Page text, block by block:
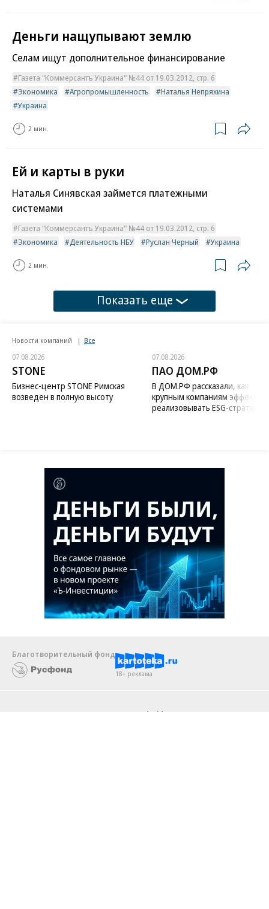
Деньги нащупывают землю
Cелам ищут дополнительное финансирование
Газета "Коммерсантъ Украина" №44 от 19.03.2012, стр. 6
Экономика
Агропромышленность
Наталья Непряхина
Украина
2 мин.
Ей и карты в руки
Наталья Синявская займется платежными
системами
Газета "Коммерсантъ Украина" №44 от 19.03.2012, стр. 6
Экономика
Деятельность НБУ Руслан Черный Украина
2 мин.
Показать еще
Новости компаний Все
07.08.2026
STONE
Бизнес-центр STONE Римская
возведен в полную высоту
07.08.2026
ПАО ДОМ.РФ
В ДОМ.РФ рассказали, как
крупным компаниям
реализовывать ESG-стратегию
Благотворительный фонд
18+ реклама
Android